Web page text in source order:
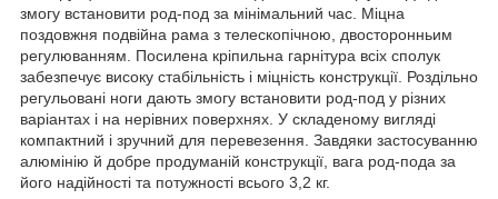
змогу встановити род-под за мінімальний час. Міцна
поздовжня подвійна рама з телескопічною, двосторонньим
регулюванням. Посилена кріпильна гарнітура всіх сполук
забезпечує високу стабільність і міцність конструкції. Роздільно
регульовані ноги дають змогу встановити род-под у різних
варіантах і на нерівних поверхнях. У складеному вигляді
компактний і зручний для перевезення. Завдяки застосуванню
алюмінію й добре продуманій конструкції, вага род-пода за
його надійності та потужності всього 3,2 кг.